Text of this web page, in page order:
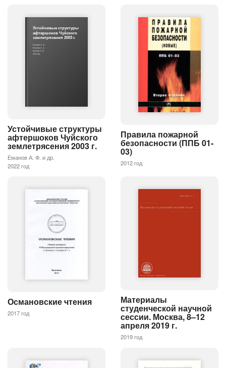
Устойчивые структуры
афтершоков Чуйского
землетрясения 2003 г.
Еманов А. Ф.
Еманов А. А.
Фатеев А. В.
2022 год
Устойчивые структуры
афтершоков Чуйского
землетрясения 2003 г.
Еманов А. Ф. и др.
2022 год
Правила пожарной
безопасности (ППБ 01-
03)
2012 год
Османовские чтения
2017 год
Материалы
студенческой научной
сессии. Москва, 8–12
апреля 2019 г.
2019 год